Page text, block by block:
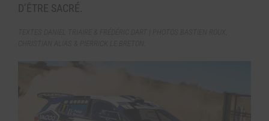
D’ÊTRE SACRÉ.